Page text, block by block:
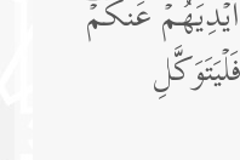
عَنكُمۡۖ